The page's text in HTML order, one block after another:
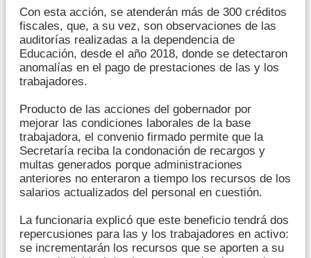
Con esta acción, se atenderán más de 300 créditos
fiscales, que, a su vez, son observaciones de las
auditorías realizadas a la dependencia de
Educación, desde el año 2018, donde se detectaron
anomalías en el pago de prestaciones de las y los
trabajadores.
Producto de las acciones del gobernador por
mejorar las condiciones laborales de la base
trabajadora, el convenio firmado permite que la
Secretaría reciba la condonación de recargos y
multas generados porque administraciones
anteriores no enteraron a tiempo los recursos de los
salarios actualizados del personal en cuestión.
La funcionaria explicó que este beneficio tendrá dos
repercusiones para las y los trabajadores en activo:
se incrementarán los recursos que se aporten a su